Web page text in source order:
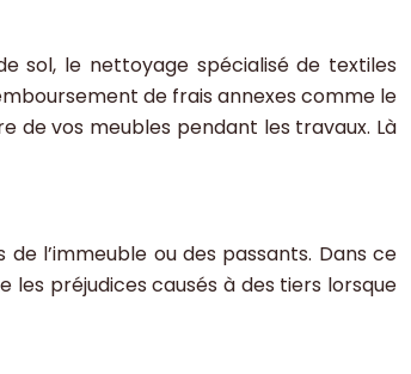
sol, le nettoyage spécialisé de textiles
de frais annexes comme le
de vos meubles pendant les travaux. Là
l’immeuble ou des passants. Dans ce
préjudices causés à des tiers lorsque